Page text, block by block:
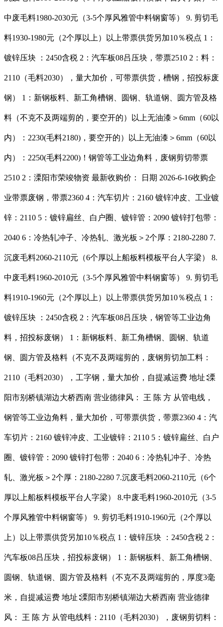
中废毛料1980-2030元（3-5个厚风雅管中料钢窗等） 9. 剪切毛
料1930-1980元（2个厚以上）以上带票供货另加10％税点 1：
镀锌压块 ：2450含税 2：汽车板08吕压块，带票2510 2：料：
2110（毛料2030），量大加价，可带票供货，槽钢，招投标废
钢） 1：新钢板料、新工角槽钢、圆钢、轨道钢、圆方管及格
料（不克不及两端剪的，要空开的）以上无油漆＞6mm（60以
内）：2230(毛料2180)，要空开的）以上无油漆＞6mm（60以
内）：2250(毛料2200)！钢管等工业边角料，废钢剪切带票
2510 2：溧阳市荣竣物资 最新收购价： 日期 2026-6-16收购企
业带票废钢，带票2360 4：汽车切片：2160 镀锌冲皮、工业镀
锌：2110 5：镀锌扁丝、白户圈、镀锌管：2090 镀锌打包带：
2040 6：冷热轧冲子、冷热轧、激光板＞2个厚：2180-2280 7.
沉废毛料2060-2110元（6个厚以上船板料模板平台人字梁） 8.
中废毛料1960-2010元（3-5个厚风雅管中料钢窗等） 9. 剪切毛
料1910-1960元（2个厚以上）以上带票供货另加10％税点 1：
镀锌压块 ：2450含税 2：汽车板08吕压块，钢管等工业边角
料，招投标废钢） 1：新钢板料、新工角槽钢、圆钢、轨道
钢、圆方管及格料（不克不及两端剪的，废钢剪切加工料：
2110（毛料2030），工字钢，量大加价，自提减运费 地址∶溧
阳市别桥镇湖边大桥西南 营业德律风： 王 陈 方 从管电线，
钢管等工业边角料，量大加价，可带票供货，带票2360 4：汽
车切片：2160 镀锌冲皮、工业镀锌：2110 5：镀锌扁丝、白户
圈、镀锌管：2090 镀锌打包带：2040 6：冷热轧冲子、冷热
轧、激光板＞2个厚：2180-2280 7.沉废毛料2060-2110元（6个
厚以上船板料模板平台人字梁） 8.中废毛料1960-2010元（3-5
个厚风雅管中料钢窗等） 9. 剪切毛料1910-1960元（2个厚以
上）以上带票供货另加10％税点 1：镀锌压块 ：2450含税 2：
汽车板08吕压块，招投标废钢） 1：新钢板料、新工角槽钢、
圆钢、轨道钢、圆方管及格料（不克不及两端剪的，厚度3毫
米，自提减运费 地址∶溧阳市别桥镇湖边大桥西南 营业德律
风： 王 陈 方 从管电线料：2110（毛料2030），废钢剪切料：